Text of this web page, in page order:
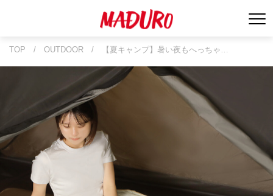
TOP / OUTDOOR / 【夏キャンプ】暑い夜もへっちゃ…